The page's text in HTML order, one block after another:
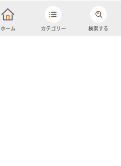
ホーム カテゴリー 検索する